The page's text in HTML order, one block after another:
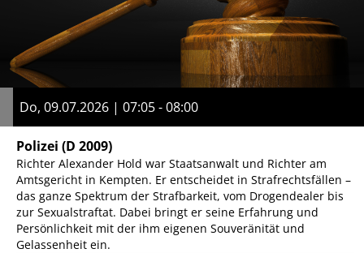
Do, 09.07.2026 | 07:05 - 08:00
Polizei (D 2009)
Richter Alexander Hold war Staatsanwalt und Richter am
Amtsgericht in Kempten. Er entscheidet in Strafrechtsfällen –
das ganze Spektrum der Strafbarkeit, vom Drogendealer bis
zur Sexualstraftat. Dabei bringt er seine Erfahrung und
Persönlichkeit mit der ihm eigenen Souveränität und
Gelassenheit ein.